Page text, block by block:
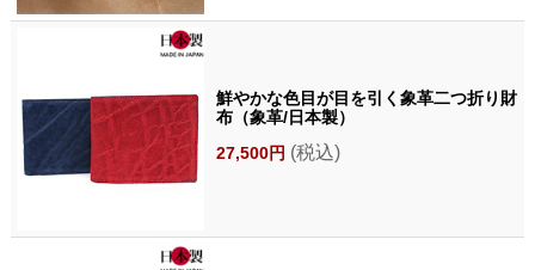
鮮やかな色目が目を引く象革二つ折り財
布（象革/日本製）
27,500円 (税込)